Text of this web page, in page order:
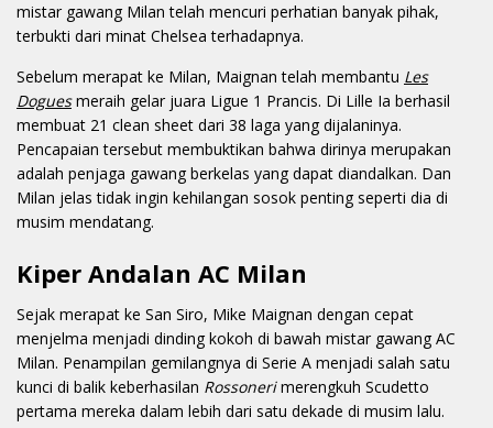
mistar gawang Milan telah mencuri perhatian banyak pihak,
terbukti dari minat Chelsea terhadapnya.
Sebelum merapat ke Milan, Maignan telah membantu Les
Doguesmeraih gelar juara Ligue 1 Prancis. Di Lille Ia berhasil
membuat 21 clean sheet dari 38 laga yang dijalaninya.
Pencapaian tersebut membuktikan bahwa dirinya merupakan
adalah penjaga gawang berkelas yang dapat diandalkan. Dan
Milan jelas tidak ingin kehilangan sosok penting seperti dia di
musim mendatang.
Kiper Andalan AC Milan
Sejak merapat ke San Siro, Mike Maignan dengan cepat
menjelma menjadi dinding kokoh di bawah mistar gawang AC
Milan. Penampilan gemilangnya di Serie A menjadi salah satu
kunci di balik keberhasilan Rossonerimerengkuh Scudetto
pertama mereka dalam lebih dari satu dekade di musim lalu.